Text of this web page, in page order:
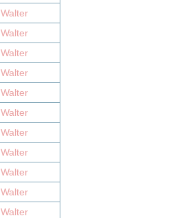
Walter
Walter
Walter
Walter
Walter
Walter
Walter
Walter
Walter
Walter
Walter